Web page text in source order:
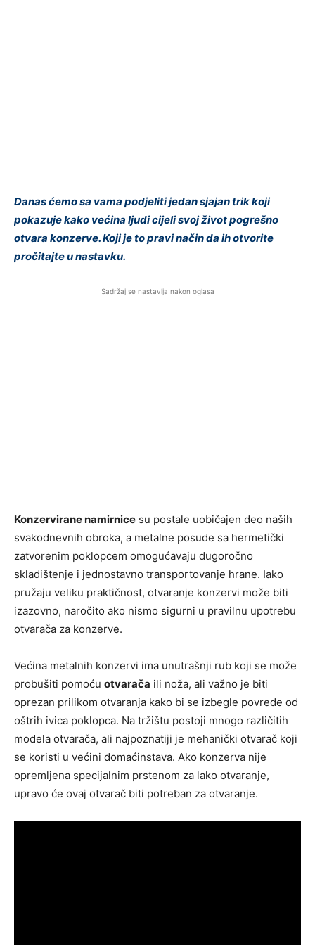
Danas ćemo sa vama podjeliti jedan sjajan trik koji
pokazuje kako većina ljudi cijeli svoj život pogrešno
otvara konzerve. Koji je to pravi način da ih otvorite
pročitajte u nastavku.
Sadržaj se nastavlja nakon oglasa
Konzervirane namirnice su postale uobičajen deo naših
svakodnevnih obroka, a metalne posude sa hermetički
zatvorenim poklopcem omogućavaju dugoročno
skladištenje i jednostavno transportovanje hrane. Iako
pružaju veliku praktičnost, otvaranje konzervi može biti
izazovno, naročito ako nismo sigurni u pravilnu upotrebu
otvarača za konzerve.
Većina metalnih konzervi ima unutrašnji rub koji se može
probušiti pomoću otvarača ili noža, ali važno je biti
oprezan prilikom otvaranja kako bi se izbegle povrede od
oštrih ivica poklopca. Na tržištu postoji mnogo različitih
modela otvarača, ali najpoznatiji je mehanički otvarač koji
se koristi u većini domaćinstava. Ako konzerva nije
opremljena specijalnim prstenom za lako otvaranje,
upravo će ovaj otvarač biti potreban za otvaranje.